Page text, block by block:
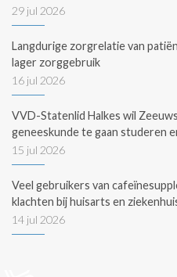
29 jul 2026
Langdurige zorgrelatie van
lager zorggebruik
16 jul 2026
VVD-Statenlid Halkes wil
geneeskunde te gaan studeren
15 jul 2026
Veel gebruikers van
klachten bij huisarts en
14 jul 2026